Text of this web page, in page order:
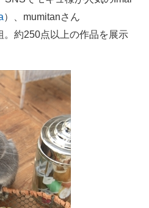
）、mumitanさん
。約250点以上の作品を展示